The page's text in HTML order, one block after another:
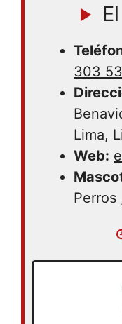
303
Lima,
Web:
Perros